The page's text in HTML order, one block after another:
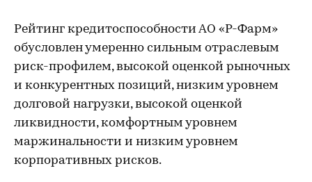
Рейтинг кредитоспособности АО «Р-Фарм»
обусловлен умеренно сильным отраслевым
риск-профилем, высокой оценкой рыночных
и конкурентных позиций, низким уровнем
долговой нагрузки, высокой оценкой
ликвидности, комфортным уровнем
маржинальности и низким уровнем
корпоративных рисков.